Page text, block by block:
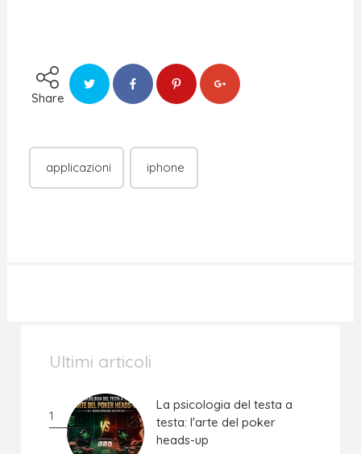
Share
applicazioni iphone
Ultimi articoli
1
La psicologia del testa a
testa: l'arte del poker
heads-up
La psicologia del testa a
testa: l'arte del poker
heads-up